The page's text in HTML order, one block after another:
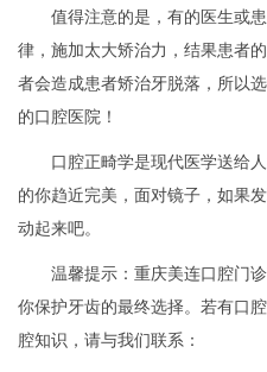
值得注意的是，有的医生或
律，施加太大矫治力，结果患者
者会造成患者矫治牙脱落，所以
的口腔医院！
口腔正畸学是现代医学送给
的你趋近完美，面对镜子，如果
动起来吧。
温馨提示：重庆美连口腔门
你保护牙齿的最终选择。若有口
腔知识，请与我们联系：